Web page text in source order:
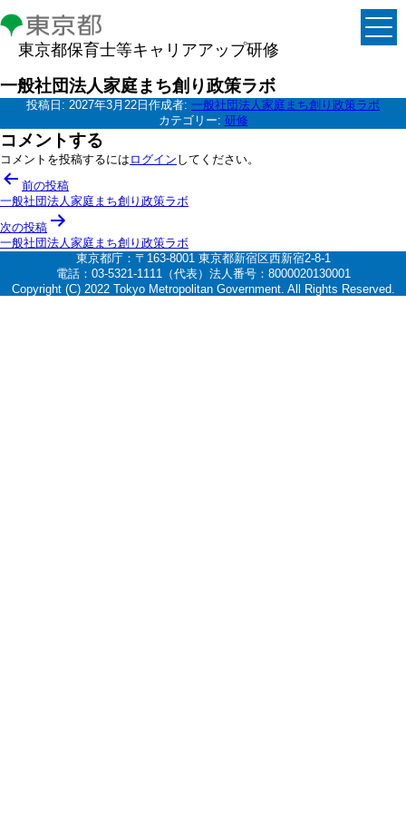
東京都保育士等キャリアアップ研修
一般社団法人家庭まち創り政策ラボ
投稿日: 2027年3月22日 作成者: 一般社団法人家庭まち創り政策ラボ
カテゴリー: 研修
コメントする
コメントを投稿するには ログイン してください。
投
稿
ナ
ビ
ー
前の投稿
一般社団法人家庭まち創り政策ラボ
次の投稿
一般社団法人家庭まち創り政策ラボ
東京都庁：〒163-8001 東京都新宿区西新宿2-8-1
電話：03-5321-1111（代表）法人番号：8000020130001
Copyright (C) 2022 Tokyo Metropolitan Government. All Rights Reserved.